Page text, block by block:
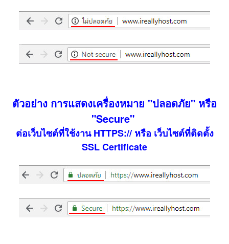
ตัวอย่าง การแสดงเครื่องหมาย "ปลอดภัย" หรือ
"Secure"
ต่อเว็บไซต์ที่ใช้งาน HTTPS:// หรือ เว็บไซต์ที่ติดตั้ง
SSL Certificate